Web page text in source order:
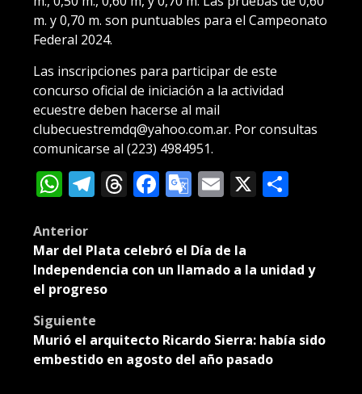
m. y 0,70 m. son puntuables para el Campeonato
Federal 2024.
Las inscripciones para participar de este
concurso oficial de iniciación a la actividad
ecuestre deben hacerse al mail
clubecuestremdq@yahoo.com.ar. Por consultas
comunicarse al (223) 4984951.
WhatsApp
Telegram
Threads
Facebook
Google
Email
X
Post
navigation
Anterior
Mar del Plata celebró el Día de la
Independencia con un llamado a la unidad y
el progreso
Siguiente
Murió el arquitecto Ricardo Sierra: había sido
embestido en agosto del año pasado